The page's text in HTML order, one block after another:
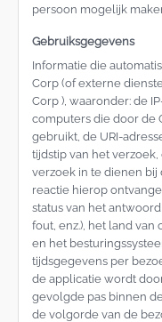
persoon mogelijk
Gebruiksgegevens
Informatie die
Corp (of externe
Corp ), waaronder: de
computers die door de
gebruikt, de URI-
tijdstip van het
verzoek in te dienen bij
reactie hierop
status van het
fout, enz.), het land
en het
tijdsgegevens per
de applicatie wordt
gevolgde pas binnen
de volgorde van de